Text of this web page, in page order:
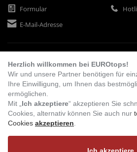
Formular
E-Mail-Adresse
Vorkasse Rechnung
BESUCHEN SIE UNS
Herzlich willkommen bei EUROtops!
Wir und unsere Partner benötigen für
Ihre Einwilligung, um Ihnen das
ermöglichen.
Mit „ Ich akzeptiere“ akzeptieren Sie
Cookies, alternativ können Sie auch nur
Cookies akzeptieren